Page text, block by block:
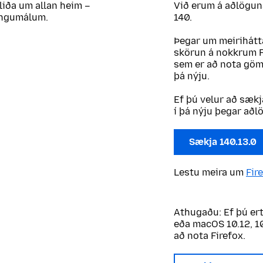
um allan heim –
Við erum á
140.
Þegar um
skörun á nokkrum
sem er að nota
þá nýju.
Ef þú velur að
í þá nýju þegar
Sækja 140.13.0
Lestu meira um
Athugaðu: Ef þú
eða macOS 10.12,
að nota Firefox.